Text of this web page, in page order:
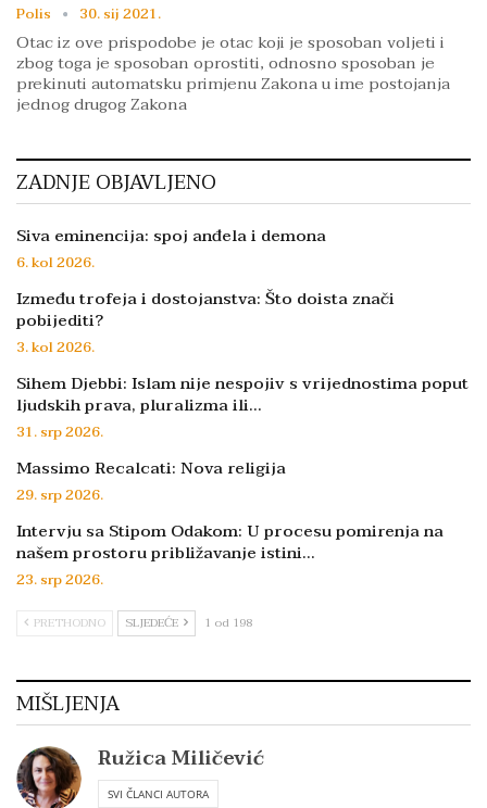
Polis 30. sij 2021.
Otac iz ove prispodobe je otac koji je sposoban voljeti i
zbog toga je sposoban oprostiti, odnosno sposoban je
prekinuti automatsku primjenu Zakona u ime postojanja
jednog drugog Zakona
ZADNJE OBJAVLJENO
Siva eminencija: spoj anđela i demona
6. kol 2026.
Između trofeja i dostojanstva: Što doista znači
pobijediti?
3. kol 2026.
Sihem Djebbi: Islam nije nespojiv s vrijednostima poput
ljudskih prava, pluralizma ili…
31. srp 2026.
Massimo Recalcati: Nova religija
29. srp 2026.
Intervju sa Stipom Odakom: U procesu pomirenja na
našem prostoru približavanje istini…
23. srp 2026.
PRETHODNO SLJEDEĆE 1 od 198
MIŠLJENJA
Ružica Miličević
SVI ČLANCI AUTORA